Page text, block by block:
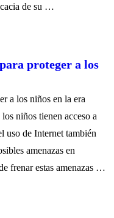
de su …
proteger a los
a los niños en la era
niños tienen acceso a
uso de Internet también
amenazas en
frenar estas amenazas …